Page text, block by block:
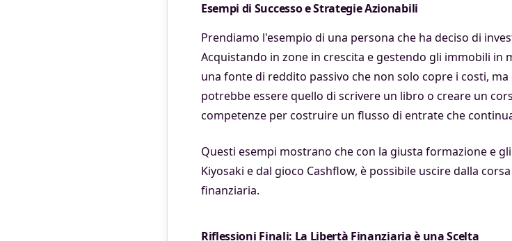
Esempi di Successo e Strategie Azionabili
Prendiamo l'esempio di una persona che ha deciso di
Acquistando in zone in crescita e gestendo gli immobili in
una fonte di reddito passivo che non solo copre i costi,
potrebbe essere quello di scrivere un libro o creare un
competenze per costruire un flusso di entrate che
Questi esempi mostrano che con la giusta formazione e
Kiyosaki e dal gioco Cashflow, è possibile uscire dalla
finanziaria.
Riflessioni Finali: La Libertà Finanziaria è una Scelta